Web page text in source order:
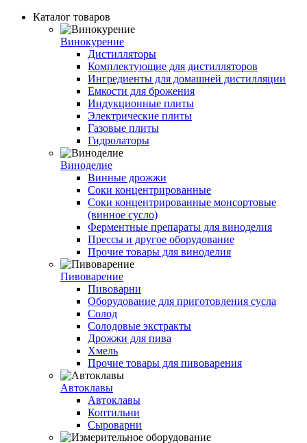
Каталог товаров
Винокурение
Дистилляторы
Комплектующие для дистилляторов
Ингредиенты для домашней дистилляции
Емкости для брожения
Индукционные плиты
Электрические плиты
Газовые плиты
Гидролаторы
Виноделие
Винные дрожжи
Соки концентрированные
Соки концентрированные монсортовые
(винное сусло)
Ферментные препараты для виноделия
Прессы и другое оборудование
Прочие товары для виноделия
Пивоварение
Пивоварни
Оборудование для приготовления сусла
Солод
Солодовые экстракты
Дрожжи для пива
Хмель
Прочие товары для пивоварения
Автоклавы
Автоклавы
Коптильни
Сыроварни